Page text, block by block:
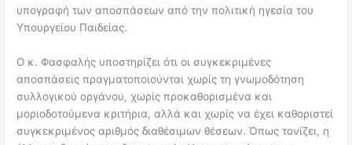
υπογραφή των αποσπάσεων από την πολιτική ηγεσία του
Υπουργείου Παιδείας.
Ο κ. Φασφαλής υποστηρίζει ότι οι συγκεκριμένες
αποσπάσεις πραγματοποιούνται χωρίς τη γνωμοδότηση
συλλογικού οργάνου, χωρίς προκαθορισμένα και
μοριοδοτούμενα κριτήρια, αλλά και χωρίς να έχει καθοριστεί
συγκεκριμένος αριθμός διαθέσιμων θέσεων. Όπως τονίζει, η